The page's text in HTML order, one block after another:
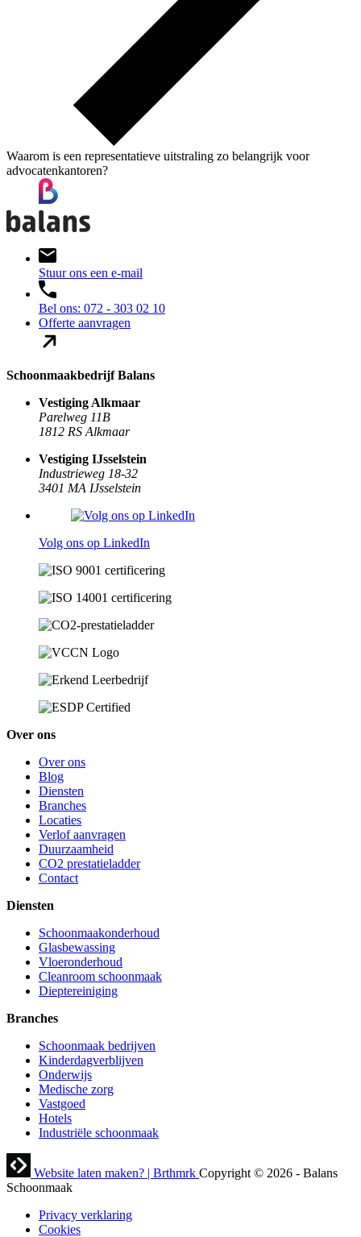
Waarom is een representatieve uitstraling zo belangrijk voor
advocatenkantoren?
Stuur ons een e-mail
Bel ons: 072 - 303 02 10
Offerte aanvragen
Schoonmaakbedrijf Balans
Vestiging Alkmaar
Parelweg 11B
1812 RS Alkmaar
Vestiging IJsselstein
Industrieweg 18-32
3401 MA IJsselstein
Volg ons op LinkedIn
Over ons
Over ons
Blog
Diensten
Branches
Locaties
Verlof aanvragen
Duurzaamheid
CO2 prestatieladder
Contact
Diensten
Schoonmaakonderhoud
Glasbewassing
Vloeronderhoud
Cleanroom schoonmaak
Dieptereiniging
Branches
Schoonmaak bedrijven
Kinderdagverblijven
Onderwijs
Medische zorg
Vastgoed
Hotels
Industriële schoonmaak
Website laten maken? | Brthmrk Copyright © 2026 - Balans
Schoonmaak
Privacy verklaring
Cookies